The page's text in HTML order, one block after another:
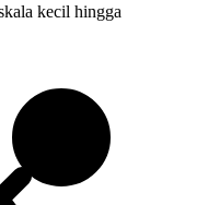
kecil hingga